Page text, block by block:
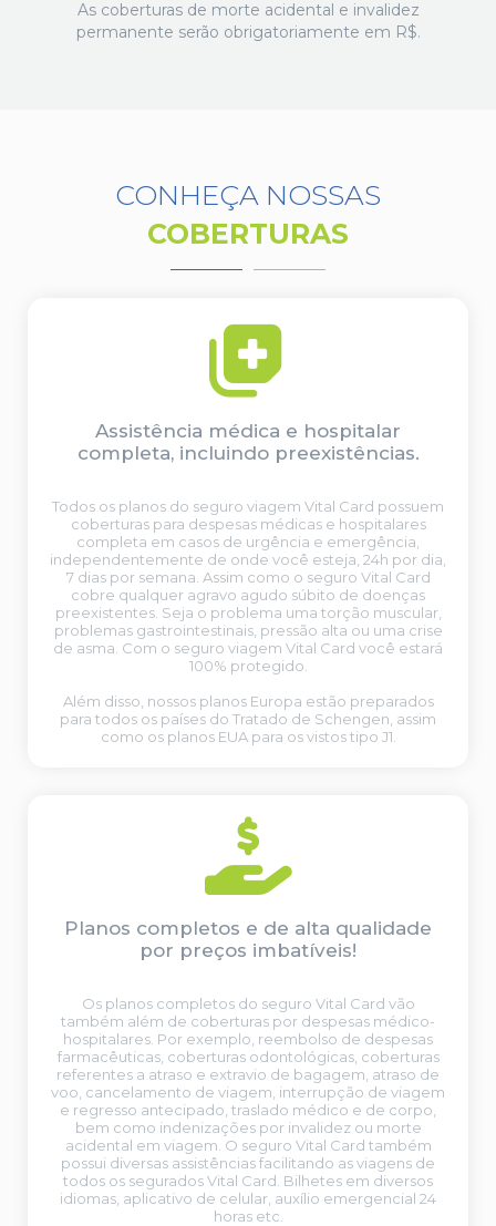
As coberturas de morte acidental e invalidez
permanente serão obrigatoriamente em R$.
CONHEÇA NOSSAS
COBERTURAS
Assistência médica e hospitalar
completa, incluindo preexistências.
Todos os planos do seguro viagem Vital Card possuem
coberturas para despesas médicas e hospitalares
completa em casos de urgência e emergência,
independentemente de onde você esteja, 24h por dia,
7 dias por semana. Assim como o seguro Vital Card
cobre qualquer agravo agudo súbito de doenças
preexistentes. Seja o problema uma torção muscular,
problemas gastrointestinais, pressão alta ou uma crise
de asma. Com o seguro viagem Vital Card você estará
100% protegido.
Além disso, nossos planos Europa estão preparados
para todos os países do Tratado de Schengen, assim
como os planos EUA para os vistos tipo J1.
Planos completos e de alta qualidade
por preços imbatíveis!
Os planos completos do seguro Vital Card vão
também além de coberturas por despesas médico-
hospitalares. Por exemplo, reembolso de despesas
farmacêuticas, coberturas odontológicas, coberturas
referentes a atraso e extravio de bagagem, atraso de
voo, cancelamento de viagem, interrupção de viagem
e regresso antecipado, traslado médico e de corpo,
bem como indenizações por invalidez ou morte
acidental em viagem. O seguro Vital Card também
possui diversas assistências facilitando as viagens de
todos os segurados Vital Card. Bilhetes em diversos
idiomas, aplicativo de celular, auxílio emergencial 24
horas etc.